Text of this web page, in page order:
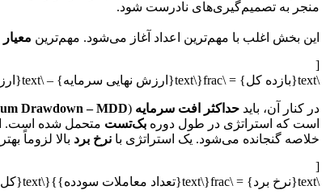
منجر به تصمیم‌گیری‌های نادرست شود.
این بخش اغلب با مهم‌ترین اعداد آغاز می‌شود. مهم‌ترین
[
\text{بازده کل} = \frac{\text{ارزش نهایی سرمایه} – \text{ارزش اولیه سرمایه}}{\text{ارزش اولیه سرمایه}} \times 100% ]
در کنار آن، باید حداکثر افت سرمایه (
Drawdown – MDD
است که استراتژی در طول دوره بک‌تست متحمل شده است.
خلاصه گنجانده می‌شود. یک استراتژی با نرخ برد بالا لزوماً
[
\text{نرخ برد} = \frac{\text{تعداد معاملات سودده}}{\text{کل معاملات}} \times 100% ]